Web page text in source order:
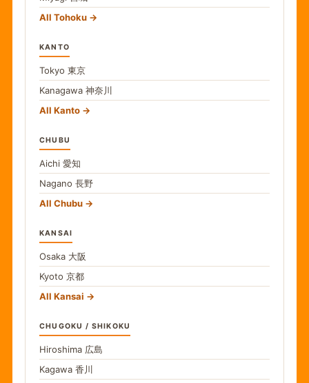
All Tohoku
KANTO
Tokyo 東京
Kanagawa 神奈川
All Kanto
CHUBU
Aichi 愛知
Nagano 長野
All Chubu
KANSAI
Osaka 大阪
Kyoto 京都
All Kansai
CHUGOKU / SHIKOKU
Hiroshima 広島
Kagawa 香川